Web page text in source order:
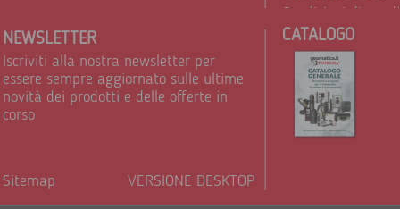
Condizioni di
Trattamento dei
NEWSLETTER
Iscriviti alla nostra newsletter per
essere sempre aggiornato sulle ultime
novità dei prodotti e delle offerte in
corso
Sitemap VERSIONE DESKTOP
CATALOGO